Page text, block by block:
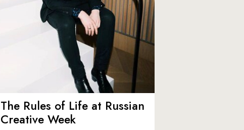
The Rules of Life at Russian
Creative Week